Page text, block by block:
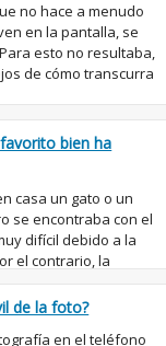
no hace a menudo
en la pantalla, se
esto no resultaba,
de cómo transcurra
bien ha
casa un gato o un
se encontraba con el
difícil debido a la
el contrario, la
de la foto?
en el teléfono